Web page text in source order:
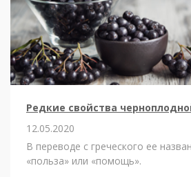
Редкие свойства
12.05.2020
В переводе с греческого ее
«польза» или «помощь».